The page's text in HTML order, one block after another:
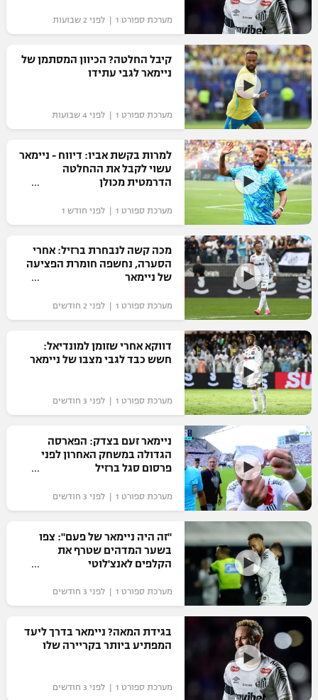
"מחצית בשכונה" – פודקאסט
משתתפים וזוכים בפרסים
תקנון משתתפים וזוכים בפרסים
תקנון עבור פעילות אלקטרה
תקנון עבור פעילות ספורט 1 – "מרלן"
טניס
גיימינג E-Sports
תנאי שימוש
מדיניות פרטיות
תקנון פעילות ספורט 1
רשיון להקרנה פומבית לבית עסק
הצטרפות לחבילת הערוצים
לוח דרושים – ג'ובנט
תגיות
המגזין
אופניים
ספורט מוטורי
כדורמים
פוטבול אמריקאי NFL
בייסבול MLB
ספורט אתגרי ואקסטרים
אומנויות לחימה
גיימינג E-Sports
מערכת ספורט 1 | לפני 2 שבועות
קיבל החלטה? הכיוון המסתמן של
ניימאר לגבי עתידו
מערכת ספורט 1 | לפני 4 שבועות
למרות בקשת אביו: דיווח - ניימאר
עשוי לקבל את ההחלטה
הדרמטית מכולן
מערכת ספורט 1 | לפני חודש 1
מכה קשה לנבחרת ברזיל: אחרי
הסערה, נחשפה חומרת הפציעה
של ניימאר
מערכת ספורט 1 | לפני 2 חודשים
דווקא אחרי שזומן למונדיאל:
חשש כבד לגבי מצבו של ניימאר
מערכת ספורט 1 | לפני 3 חודשים
צפו
ניימאר זעם בצדק: הפארסה
הגדולה במשחק האחרון לפני
פרסום סגל ברזיל
מערכת ספורט 1 | לפני 3 חודשים
"זה היה ניימאר של פעם": צפו
בשער המדהים שטרף את
הקלפים לאנצ'לוטי
מערכת ספורט 1 | לפני 3 חודשים
בגידת המאה? ניימאר בדרך ליעד
המפתיע ביותר בקריירה שלו
מערכת ספורט 1 | לפני 3 חודשים